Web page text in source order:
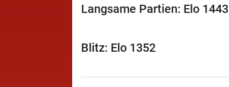
Langsame Partien: Elo 1443
Blitz: Elo 1352